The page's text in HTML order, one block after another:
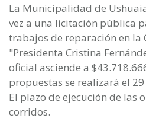
La Municipalidad de
vez a una licitación pública
trabajos de reparación en la
"Presidenta Cristina
oficial asciende a
propuestas se realizará el
El plazo de ejecución de las
corridos.